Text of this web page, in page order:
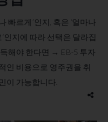
빠르게’인지, 혹은 ‘얼마나
인지에 따라 선택은 달라집
해야 한다면 → EB-5 투자
인 비용으로 영주권을 취
이 가능합니다.